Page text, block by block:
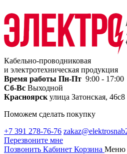
Кабельно-проводниковая
и электротехническая продукция
Время работы Пн-Пт 9:00 - 17:00
Сб-Вс Выходной
Красноярск улица Затонская, 46с8
Поможем сделать покупку
+7 391 278-76-76
Перезвоните мне
Позвонить Кабинет Корзина Меню